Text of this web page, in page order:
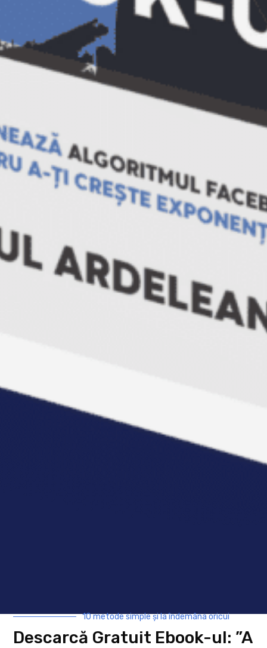
toti participantii confirmati
(lista de 20) sunt obligati
sa anunte cu cel
putin 48 de ore inainte de intalnire daca nu
mai pot ajunge la intalnire, pentru ca noi sa
putem anunta persoanele care sunt in
asteptare. Daca nu ne vor anunta atunci ei
pierd dreptul de a participa la urmatoarea
intalnire din program (valabil INCLUSIV
pentru invitatii celor care au completat
Empower
Empower
Descarcă Gratuit Ebook-ul: ”A
murit Facebook-ul?”
Descoperă cum funcționează Algoritmul
Facebook în 2024 și cum să-l folosești
Un răspuns
10 metode simple și la îndemâna oricui
Descarcă Gratuit Ebook-ul: ”A